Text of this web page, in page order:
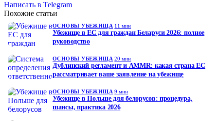
Написать в Telegram
Похожие статьи
ОСНОВЫ УБЕЖИЩА 11 мин
Убежище в ЕС для граждан Беларуси 2026: полное
руководство
ОСНОВЫ УБЕЖИЩА 20 мин
Дублинский регламент и AMMR: какая страна ЕС
рассматривает ваше заявление на убежище
ОСНОВЫ УБЕЖИЩА 9 мин
Убежище в Польше для белорусов: процедура,
шансы, практика 2026